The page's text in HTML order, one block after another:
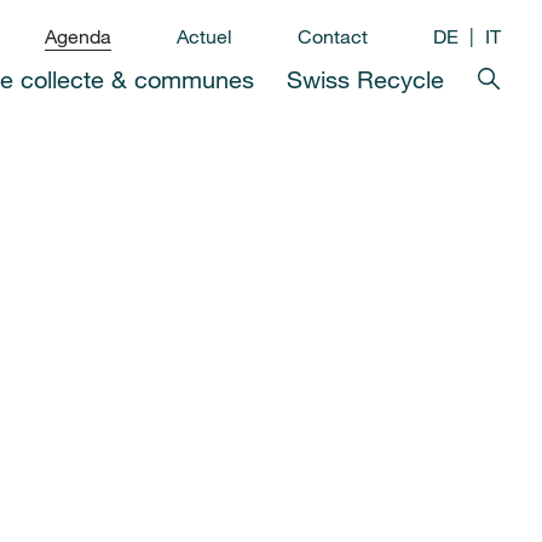
collecte & communes Swiss Recycle
Agenda Actuel Contact DE IT